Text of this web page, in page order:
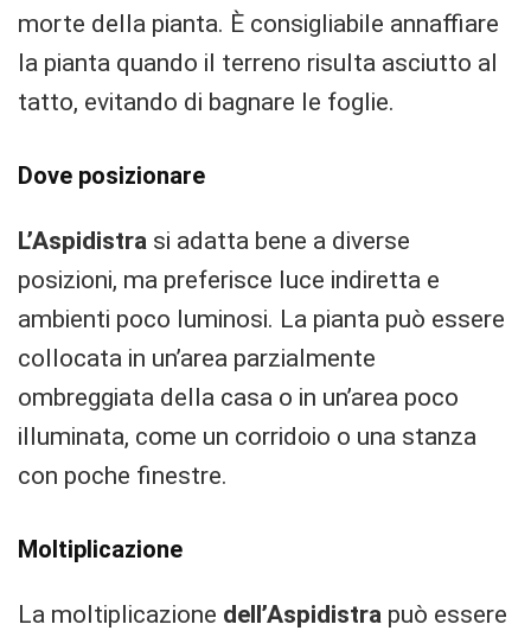
morte della pianta. È consigliabile annaffiare
la pianta quando il terreno risulta asciutto al
tatto, evitando di bagnare le foglie.
Dove posizionare
L’Aspidistra si adatta bene a diverse
posizioni, ma preferisce luce indiretta e
ambienti poco luminosi. La pianta può essere
collocata in un’area parzialmente
ombreggiata della casa o in un’area poco
illuminata, come un corridoio o una stanza
con poche finestre.
Moltiplicazione
La moltiplicazione dell’Aspidistra può essere